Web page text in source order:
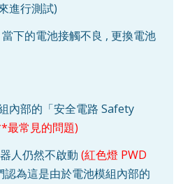
進行測試)
下的電池接觸不良 , 更換電池
內部的「安全電路 Safety
最常見的問題)
人仍然不啟動 (紅色燈 PWD
認為這是由於電池模組內部的